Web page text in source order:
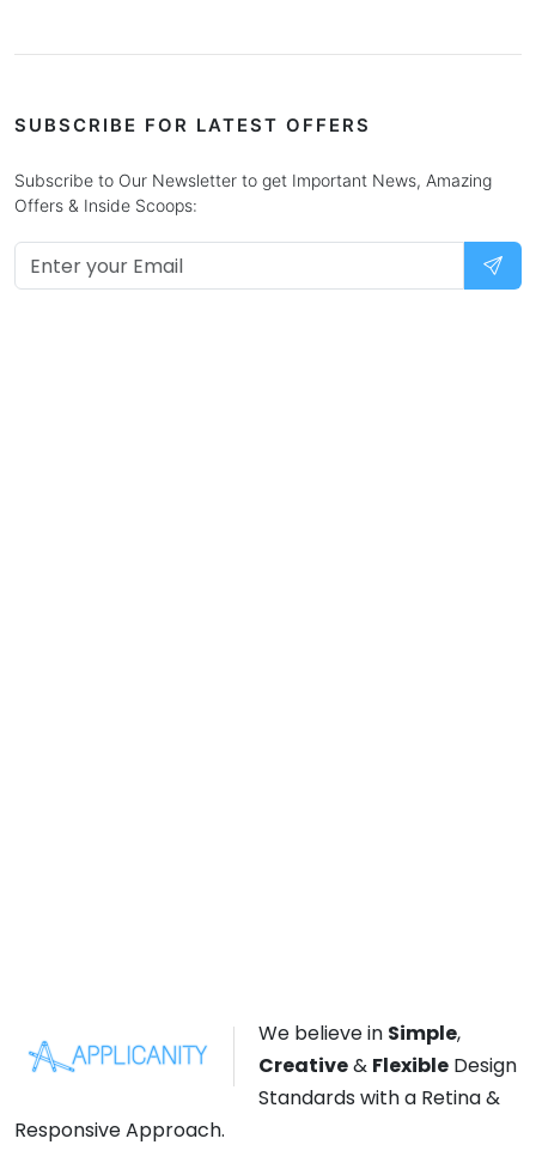
SUBSCRIBE FOR LATEST OFFERS
Subscribe to Our Newsletter to get Important News, Amazing
Offers & Inside Scoops:
We believe in Simple,
Creative& Flexible Design
Standards with a Retina &
Responsive Approach.